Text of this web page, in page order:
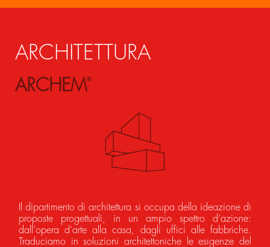
ARCHITETTURA
ARCHEM®
Il dipartimento di architettura si occupa della ideazione di
proposte progettuali, in un ampio spettro d’azione:
dall’opera d’arte alla casa, dagli uffici alle fabbriche.
Traduciamo in soluzioni architettoniche le esigenze del